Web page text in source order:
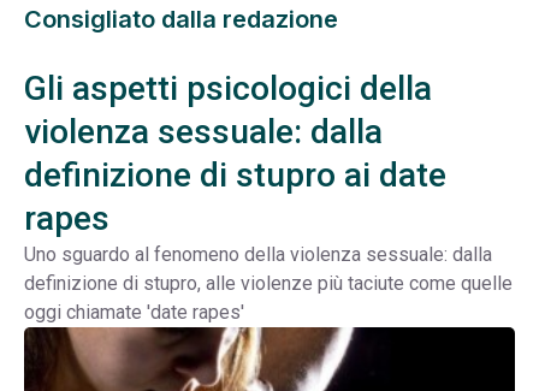
Consigliato dalla redazione
Gli aspetti psicologici della
violenza sessuale: dalla
definizione di stupro ai date
rapes
Uno sguardo al fenomeno della violenza sessuale: dalla
definizione di stupro, alle violenze più taciute come quelle
oggi chiamate 'date rapes'